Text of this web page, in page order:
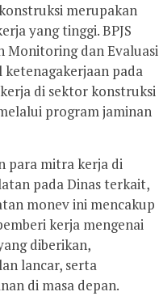
merupakan
yang tinggi. BPJS
Monitoring dan Evaluasi
pada
di sektor konstruksi
program jaminan
para mitra kerja di
pada Dinas terkait,
monev ini mencakup
kerja mengenai
diberikan,
lancar, serta
di masa depan.